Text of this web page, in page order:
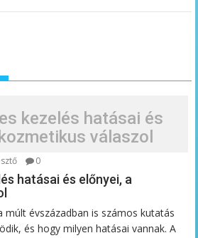
kezelés hatásai és
válaszol
0
hatásai és előnyei, a
múlt évszázadban is számos kutatás
és hogy milyen hatásai vannak. A